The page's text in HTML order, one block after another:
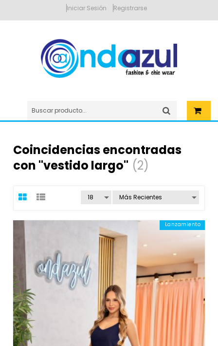
Iniciar Sesión Registrarse
Coincidencias encontradas
con "vestido largo" (2)
Lanzamiento